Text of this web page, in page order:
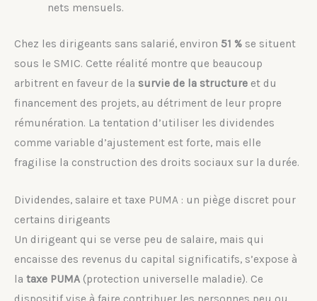
nets mensuels.
Chez les dirigeants sans salarié, environ 51 % se situent
sous le SMIC. Cette réalité montre que beaucoup
arbitrent en faveur de la survie de la structure et du
financement des projets, au détriment de leur propre
rémunération. La tentation d’utiliser les dividendes
comme variable d’ajustement est forte, mais elle
fragilise la construction des droits sociaux sur la durée.
Dividendes, salaire et taxe PUMA : un piège discret pour
certains dirigeants
Un dirigeant qui se verse peu de salaire, mais qui
encaisse des revenus du capital significatifs, s’expose à
la taxe PUMA (protection universelle maladie). Ce